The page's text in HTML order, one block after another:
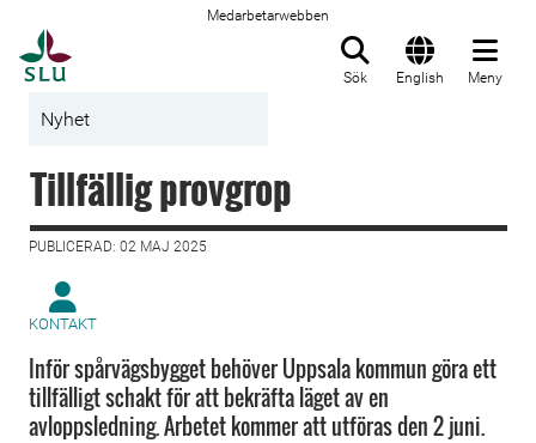
Medarbetarwebben
Sök English Meny
Nyhet
Tillfällig provgrop
PUBLICERAD: 02 MAJ 2025
KONTAKT
Inför spårvägsbygget behöver Uppsala kommun göra ett
tillfälligt schakt för att bekräfta läget av en
avloppsledning. Arbetet kommer att utföras den 2 juni.